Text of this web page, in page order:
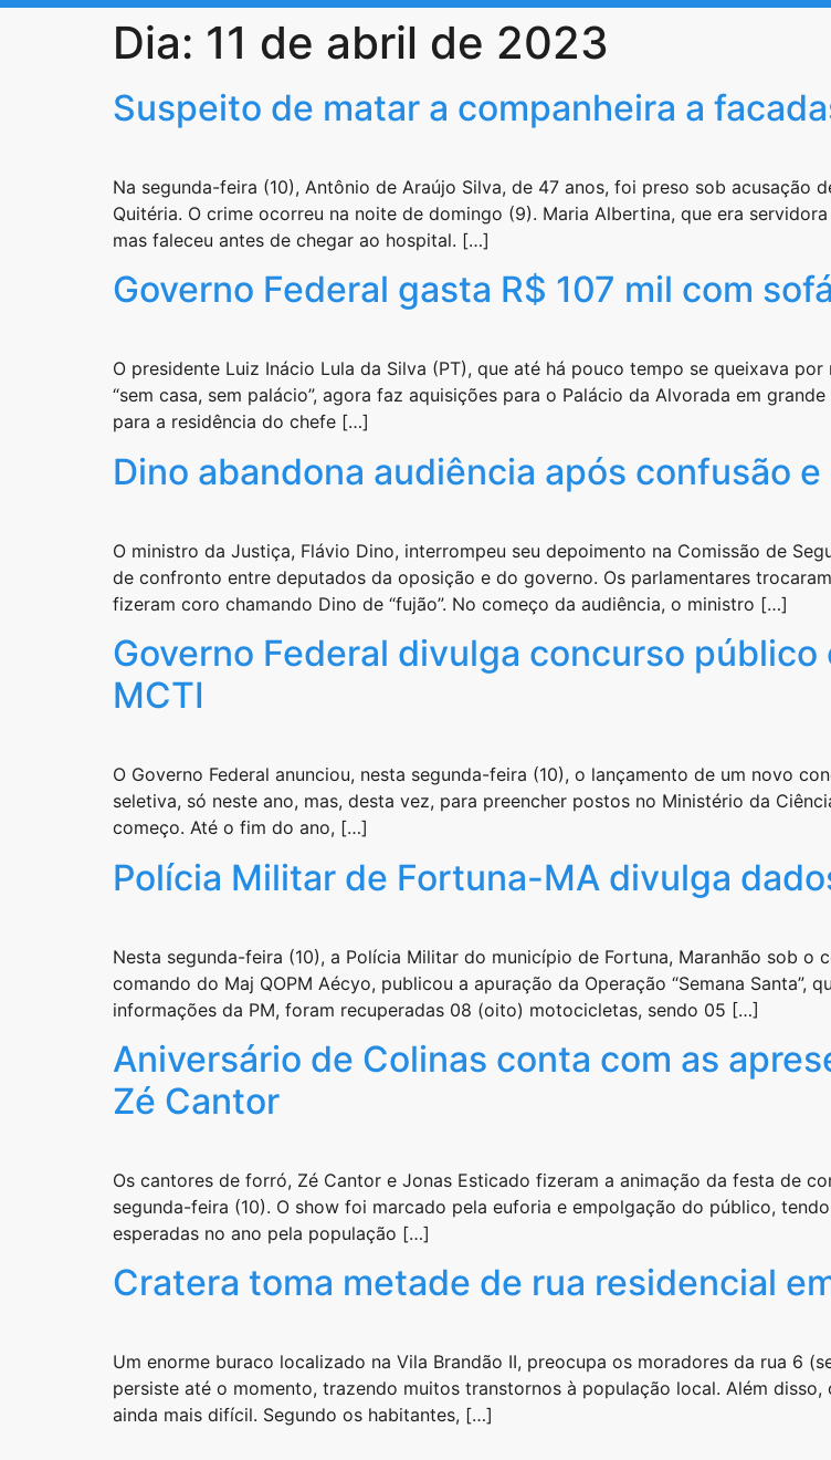
Dia: 11 de abril de 2023
Suspeito de matar a companheira a
Na segunda-feira (10), Antônio de Araújo Silva, de 47 anos, foi preso sob acusação
Quitéria. O crime ocorreu na noite de domingo (9). Maria Albertina, que era
mas faleceu antes de chegar ao hospital. […]
Governo Federal gasta R$ 107 mil com
O presidente Luiz Inácio Lula da Silva (PT), que até há pouco tempo se queixava
“sem casa, sem palácio”, agora faz aquisições para o Palácio da Alvorada em
para a residência do chefe […]
Dino abandona audiência após confusão e
O ministro da Justiça, Flávio Dino, interrompeu seu depoimento na Comissão de
de confronto entre deputados da oposição e do governo. Os parlamentares
fizeram coro chamando Dino de “fujão”. No começo da audiência, o ministro […]
Governo Federal divulga concurso
MCTI
O Governo Federal anunciou, nesta segunda-feira (10), o lançamento de um novo
seletiva, só neste ano, mas, desta vez, para preencher postos no Ministério da
começo. Até o fim do ano, […]
Polícia Militar de Fortuna-MA divulga
Nesta segunda-feira (10), a Polícia Militar do município de Fortuna, Maranhão sob o
comando do Maj QOPM Aécyo, publicou a apuração da Operação “Semana
informações da PM, foram recuperadas 08 (oito) motocicletas, sendo 05 […]
Aniversário de Colinas conta com as
Zé Cantor
Os cantores de forró, Zé Cantor e Jonas Esticado fizeram a animação da festa de
segunda-feira (10). O show foi marcado pela euforia e empolgação do público,
esperadas no ano pela população […]
Cratera toma metade de rua residencial
Um enorme buraco localizado na Vila Brandão II, preocupa os moradores da rua 6
persiste até o momento, trazendo muitos transtornos à população local. Além
ainda mais difícil. Segundo os habitantes, […]